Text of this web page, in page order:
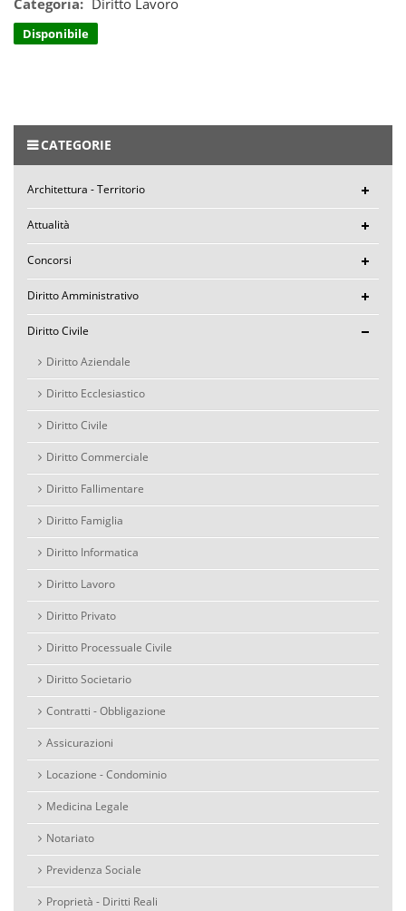
Disponibile
CATEGORIE
Architettura - Territorio
Attualità
Concorsi
Diritto Amministrativo
Diritto Civile
Diritto Aziendale
Diritto Ecclesiastico
Diritto Civile
Diritto Commerciale
Diritto Fallimentare
Diritto Famiglia
Diritto Informatica
Diritto Lavoro
Diritto Privato
Diritto Processuale Civile
Diritto Societario
Contratti - Obbligazione
Assicurazioni
Locazione - Condominio
Medicina Legale
Notariato
Previdenza Sociale
Proprietà - Diritti Reali